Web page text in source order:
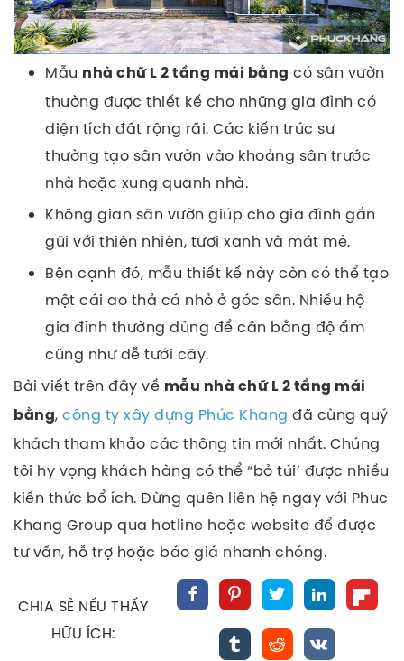
Mẫu nhà chữ L 2 tầng mái bằng có sân vườn
thường được thiết kế cho những gia đình có
diện tích đất rộng rãi. Các kiến trúc sư
thường tạo sân vườn vào khoảng sân trước
nhà hoặc xung quanh nhà.
Không gian sân vườn giúp cho gia đình gần
gũi với thiên nhiên, tươi xanh và mát mẻ.
Bên cạnh đó, mẫu thiết kế này còn có thể tạo
một cái ao thả cá nhỏ ở góc sân. Nhiều hộ
gia đình thường dùng để cân bằng độ ẩm
cũng như dễ tưới cây.
Bài viết trên đây về mẫu nhà chữ L 2 tầng mái
bằng, công ty xây dựng Phúc Khang đã cùng quý
khách tham khảo các thông tin mới nhất. Chúng
tôi hy vọng khách hàng có thể “bỏ túi’ được nhiều
kiến thức bổ ích. Đừng quên liên hệ ngay với Phuc
Khang Group qua hotline hoặc website để được
tư vấn, hỗ trợ hoặc báo giá nhanh chóng.
CHIA SẺ NẾU THẤY
HỮU ÍCH: